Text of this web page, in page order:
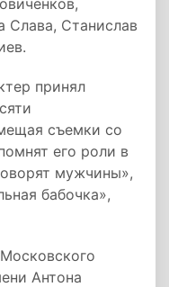
Слава, Станислав
принял
съемки со
его роли в
мужчины»,
бабочка»,
Антона